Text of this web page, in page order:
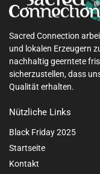
Sacred Connection
und lokalen Erzeugern
nachhaltig geerntete
sicherzustellen, dass
Qualität erhalten.
Nützliche Links
Black Friday 2025
Startseite
Kontakt